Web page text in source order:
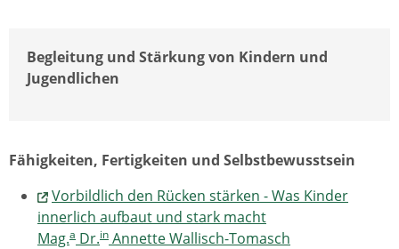
Begleitung und Stärkung von Kindern und
Jugendlichen
Fähigkeiten, Fertigkeiten und Selbstbewusstsein
Vorbildlich den Rücken stärken - Was Kinder
innerlich aufbaut und stark macht
Mag.a Dr.in Annette Wallisch-Tomasch